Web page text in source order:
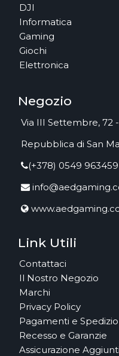
DJI
Informatica
Gaming
Giochi
Elettronica
Negozio
Via III Settembre, 72
Repubblica di San
(+378) 0549 963459
Link Utili
Contattaci
Il Nostro Negozio
Marchi
Privacy Policy
Pagamenti e
Recesso e Garanzie
Assicurazione